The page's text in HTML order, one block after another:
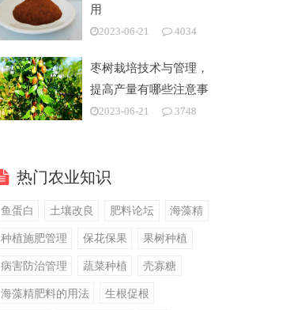
用
2023-06-21 4034
枣树栽培技术与管理，
提高产量有哪些注意事
项2023-06-21 3748
热门农业知识
鱼蛋白 土壤改良 肥料论坛 海藻精
种植施肥管理 保花保果 果树种植
病害防治管理 蔬菜种植 壳寡糖
海藻精肥料的用法 生根促根